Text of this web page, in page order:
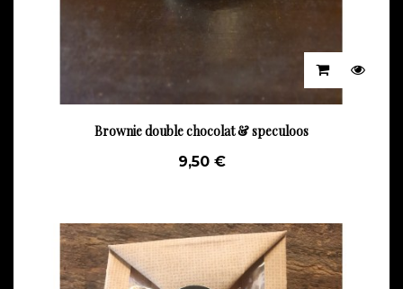
Brownie double chocolat & speculoos
9,50 €